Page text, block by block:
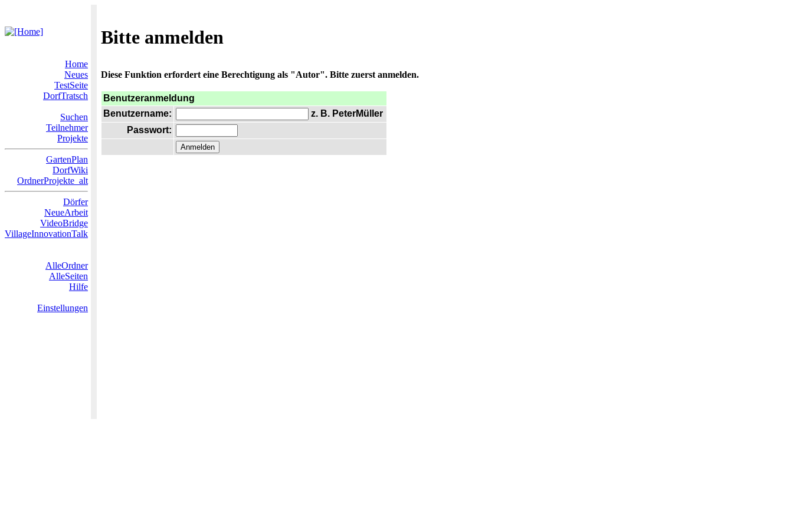
Bitte anmelden
Home
Neues
TestSeite
DorfTratsch
Suchen
Teilnehmer
Projekte
GartenPlan
DorfWiki
OrdnerProjekte_alt
Dörfer
NeueArbeit
VideoBridge
VillageInnovationTalk
AlleOrdner
AlleSeiten
Hilfe
Einstellungen
Diese Funktion erfordert eine Berechtigung als "Autor". Bitte zuerst anmelden.
Benutzeranmeldung
Benutzername:
z. B. PeterMüller
Passwort: